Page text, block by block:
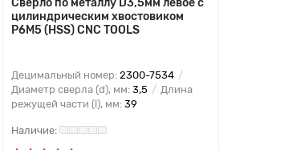
цилиндрическим хвостовиком
Р6М5 (HSS) CNC TOOLS
Децимальный номер: 2300-7534
Диаметр сверла (d), мм: 3,5
Длина
режущей части (l), мм: 39